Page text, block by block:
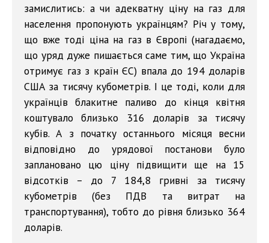
замислитись: а чи адекватну ціну на газ для
населення пропонують українцям? Річ у тому,
що вже тоді ціна на газ в Європі (нагадаємо,
що уряд дуже пишається саме тим, що Україна
отримує газ з країн ЄС) впала до 194 доларів
США за тисячу кубометрів. І це тоді, коли для
українців блакитне паливо до кінця квітня
коштувало близько 316 доларів за тисячу
кубів. А з початку останнього місяця весни
відповідно до урядової постанови було
заплановано цю ціну підвищити ще на 15
відсотків – до 7 184,8 гривні за тисячу
кубометрів (без ПДВ та витрат на
транспортування), тобто до рівня близько 364
доларів.